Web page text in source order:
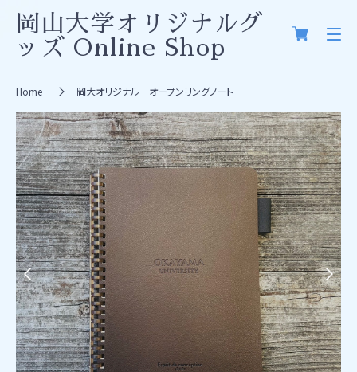
岡山大学オリジナルグ
ッズ Online Shop
Home 岡大オリジナル オープンリングノート
Previous Next